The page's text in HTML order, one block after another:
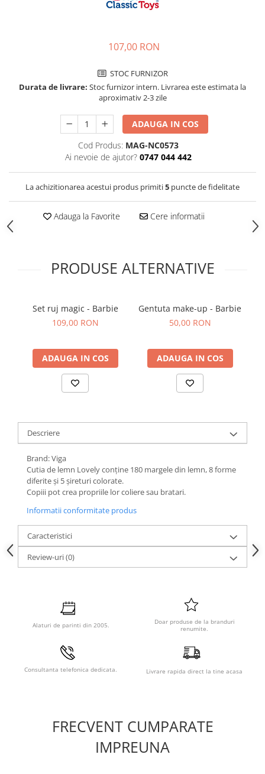
Frumusete si Bijuterii
107,00 RON
STOC FURNIZOR
Durata de livrare: Stoc furnizor intern. Livrarea este estimata la
aproximativ 2-3 zile
ADAUGA IN COS
Cod Produs: MAG-NC0573
Ai nevoie de ajutor? 0747 044 442
La achizitionarea acestui produs primiti5 puncte de fidelitate
Adauga la Favorite Cere informatii
PRODUSE ALTERNATIVE
Set ruj magic - Barbie
109,00 RON
ADAUGA IN COS
Gentuta make-up - Barbie
50,00 RON
ADAUGA IN COS
Descriere
Brand: Viga
Cutia de lemn Lovely conține 180 margele din lemn, 8 forme
diferite și 5 șireturi colorate.
Copiii pot crea propriile lor coliere sau bratari.
Informatii conformitate produs
Caracteristici
Review-uri(0)
Alaturi de parinti din 2005.
Doar produse de la branduri
renumite.
Consultanta telefonica dedicata. Livrare rapida direct la tine acasa
FRECVENT CUMPARATE
IMPREUNA